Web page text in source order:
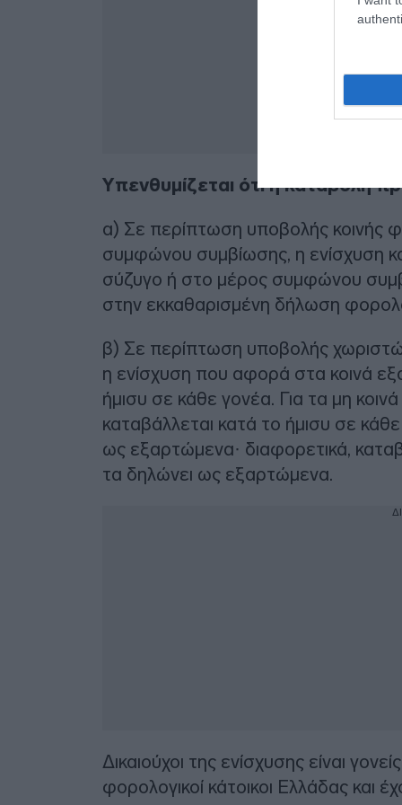
Υπενθυμίζεται ότι η καταβολή
α) Σε περίπτωση υποβολής κοινής
συμφώνου συμβίωσης, η ενίσχυση
σύζυγο ή στο μέρος συμφώνου
στην εκκαθαρισμένη δήλωση
β) Σε περίπτωση υποβολής
η ενίσχυση που αφορά στα κοινά
ήμισυ σε κάθε γονέα. Για τα μη
καταβάλλεται κατά το ήμισυ σε
ως εξαρτώμενα· διαφορετικά,
τα δηλώνει ως εξαρτώμενα.
Δικαιούχοι της ενίσχυσης είναι
φορολογικοί κάτοικοι Ελλάδας και